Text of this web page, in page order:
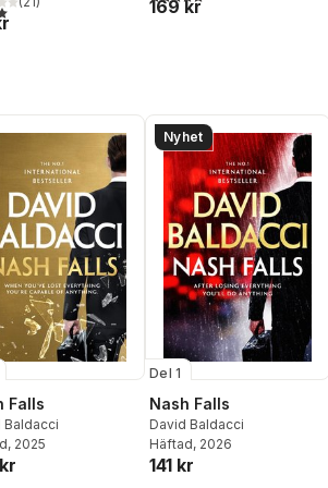
5 stjärnor. Totalt antal röster:
169 kr
Falls
Baldacci
, 2025
Nyhet
Del 1
Nash Falls
David Baldacci
Häftad, 2026
141 kr